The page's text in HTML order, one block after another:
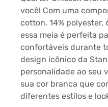
você! Com uma
cotton, 14% polyester,
essa meia é perfeita
confortáveis durante
design icônico da
personalidade ao seu
sua cor branca que
diferentes estilos e